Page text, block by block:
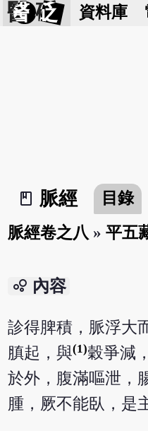
醫 砭 資料庫
book_2
脈經 目錄
脈經卷之八 »平五
bubble_chart 內容
診得脾積，脈浮大
䐜起，與(1)穀爭減
於外，腹滿嘔泄，
腫，厥不能臥，是